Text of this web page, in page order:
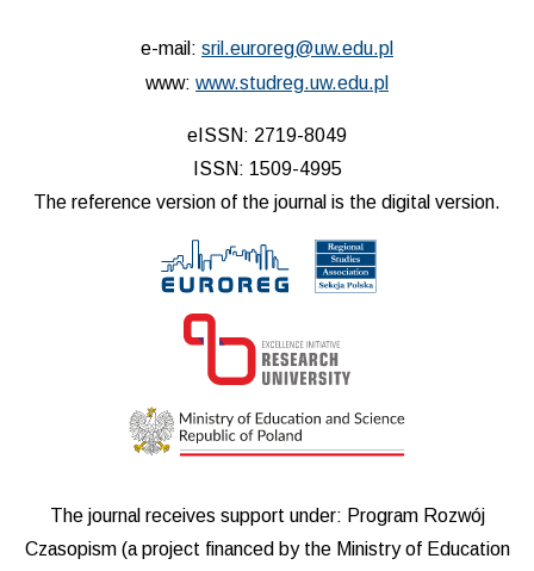
e-mail: sril.euroreg@uw.edu.pl
www: www.studreg.uw.edu.pl
eISSN: 2719-8049
ISSN: 1509-4995
The reference version of the journal is the digital version.
The journal receives support under: Program Rozwój
Czasopism (a project financed by the Ministry of Education